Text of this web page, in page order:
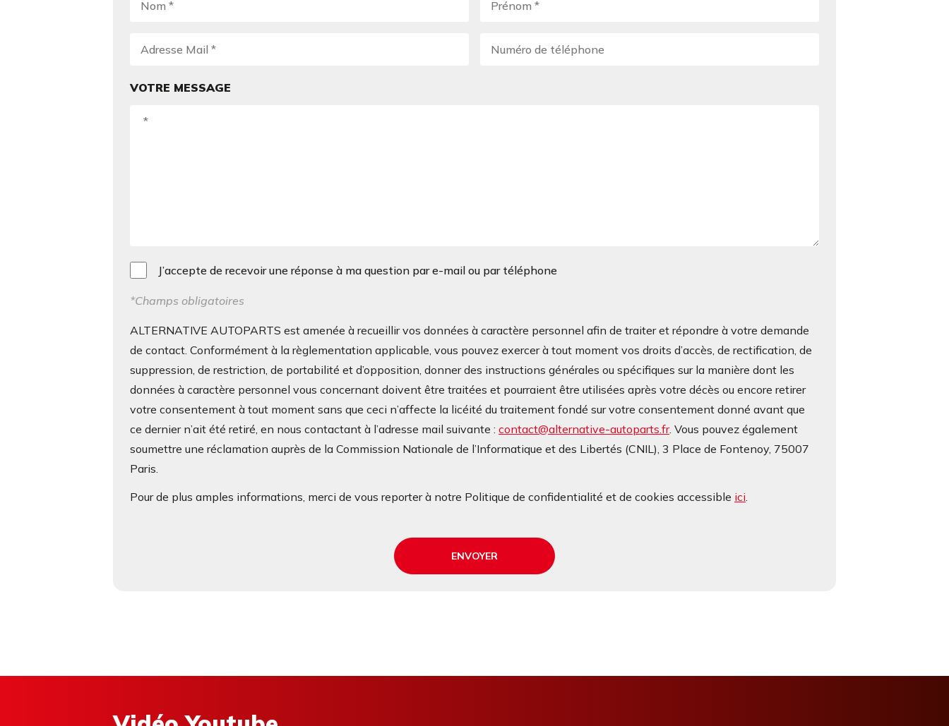
VOTRE MESSAGE
J’accepte de recevoir une réponse à ma question par e-mail ou par téléphone
*Champs obligatoires
ALTERNATIVE AUTOPARTS est amenée à recueillir vos données à caractère personnel afin de traiter et répondre à votre demande
de contact. Conformément à la règlementation applicable, vous pouvez exercer à tout moment vos droits d’accès, de rectification, de
suppression, de restriction, de portabilité et d’opposition, donner des instructions générales ou spécifiques sur la manière dont les
données à caractère personnel vous concernant doivent être traitées et pourraient être utilisées après votre décès ou encore retirer
votre consentement à tout moment sans que ceci n’affecte la licéité du traitement fondé sur votre consentement donné avant que
ce dernier n’ait été retiré, en nous contactant à l’adresse mail suivante : contact@alternative-autoparts.fr. Vous pouvez également
soumettre une réclamation auprès de la Commission Nationale de l’Informatique et des Libertés (CNIL), 3 Place de Fontenoy, 75007
Paris.
Pour de plus amples informations, merci de vous reporter à notre Politique de confidentialité et de cookies accessible ici.
ENVOYER